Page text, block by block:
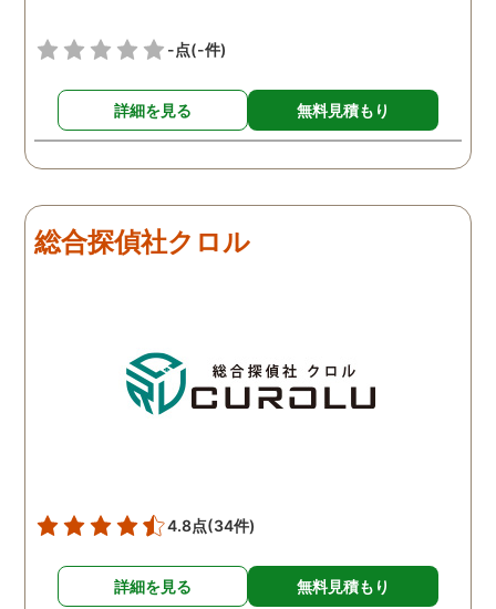
後の事についてアドバイス
る探偵事務所さんだと、あ
らためて思いました。 事務
所の皆様にお世話になった
ので、クチコミの方書かせ
ていただきます。ありがと
うございました。
-点(-件)
詳細を見る 無料見積もり
総合探偵社クロル
4.8点(34件)
詳細を見る 無料見積もり